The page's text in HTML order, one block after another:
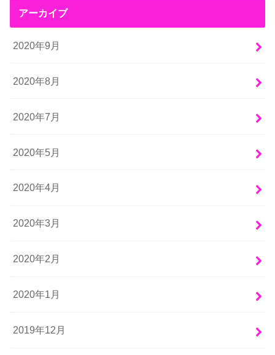
アーカイブ
2020年9月
2020年8月
2020年7月
2020年5月
2020年4月
2020年3月
2020年2月
2020年1月
2019年12月